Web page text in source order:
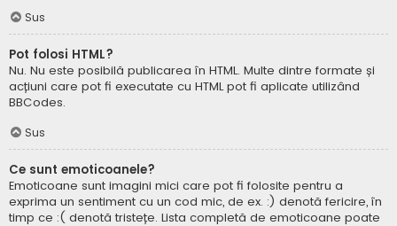
Sus
Pot folosi HTML?
Nu. Nu este posibilă publicarea în HTML. Multe dintre formate și
acțiuni care pot fi executate cu HTML pot fi aplicate utilizând
BBCodes.
Sus
Ce sunt emoticoanele?
Emoticoane sunt imagini mici care pot fi folosite pentru a
exprima un sentiment cu un cod mic, de ex. :) denotă fericire, în
timp ce :( denotă tristețe. Lista completă de emoticoane poate